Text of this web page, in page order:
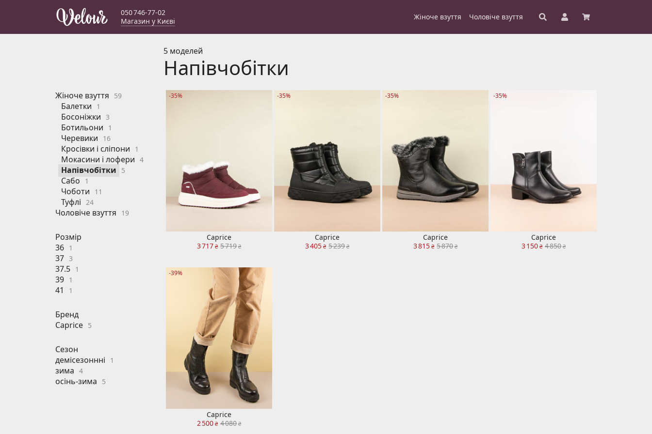
050 746-77-02
Магазин у Києві
Жіноче взуття Чоловіче взуття
Напівчобітки
5 моделей
Жіноче взуття 59
Балетки 1
Босоніжки 3
Ботильони 1
Черевики 16
Кросівки і сліпони 1
Мокасини і лофери 4
Напівчобітки 5
Сабо 1
Чоботи 11
Туфлі 24
Чоловіче взуття 19
Розмір
36 1
37 3
37.5 1
39 1
41 1
Бренд
Caprice 5
Сезон
демісезоннні
1
зима 4
осінь-зима 5
-35%
Caprice
3 717 ₴ 5 719₴
-35%
Caprice
3 405 ₴ 5 239₴
-35%
Caprice
3 815 ₴ 5 870₴
-35%
Caprice
3 150 ₴ 4 850₴
-39%
Caprice
2 500 ₴ 4 080₴